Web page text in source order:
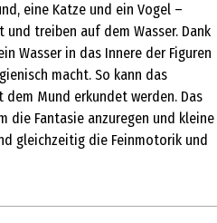
eine Katze und ein Vogel –
treiben auf dem Wasser. Dank
Wasser in das Innere der Figuren
macht. So kann das
Mund erkundet werden. Das
die Fantasie anzuregen und kleine
gleichzeitig die Feinmotorik und